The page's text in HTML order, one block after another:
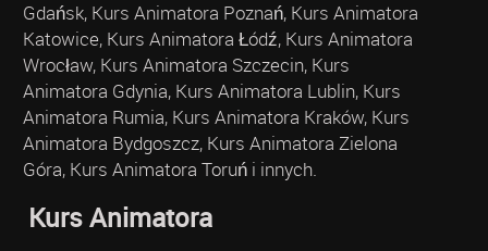
Gdańsk, Kurs Animatora Poznań, Kurs Animatora
Katowice, Kurs Animatora Łódź, Kurs Animatora
Wrocław, Kurs Animatora Szczecin, Kurs
Animatora Gdynia, Kurs Animatora Lublin, Kurs
Animatora Rumia, Kurs Animatora Kraków, Kurs
Animatora Bydgoszcz, Kurs Animatora Zielona
Góra, Kurs Animatora Toruń i innych.
Kurs Animatora